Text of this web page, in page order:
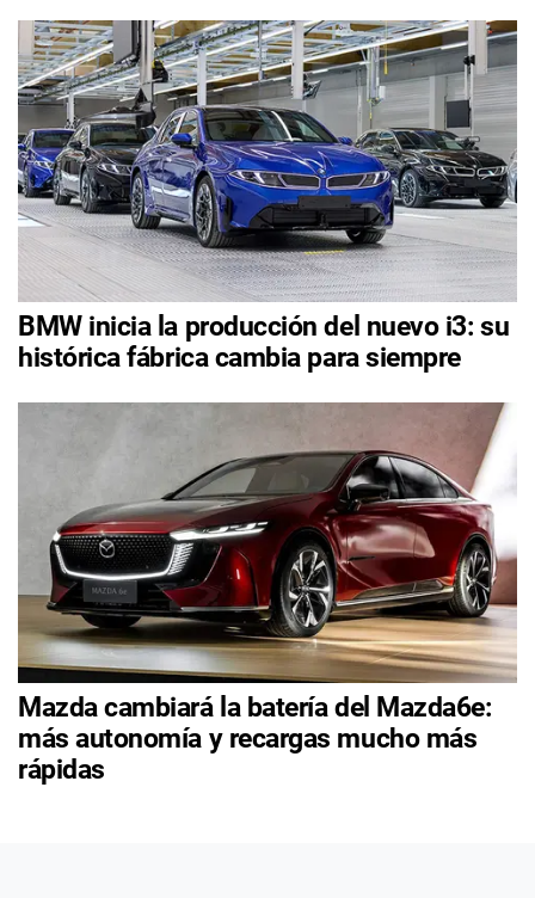
BMW inicia la producción del nuevo i3: su
histórica fábrica cambia para siempre
Mazda cambiará la batería del Mazda6e:
más autonomía y recargas mucho más
rápidas